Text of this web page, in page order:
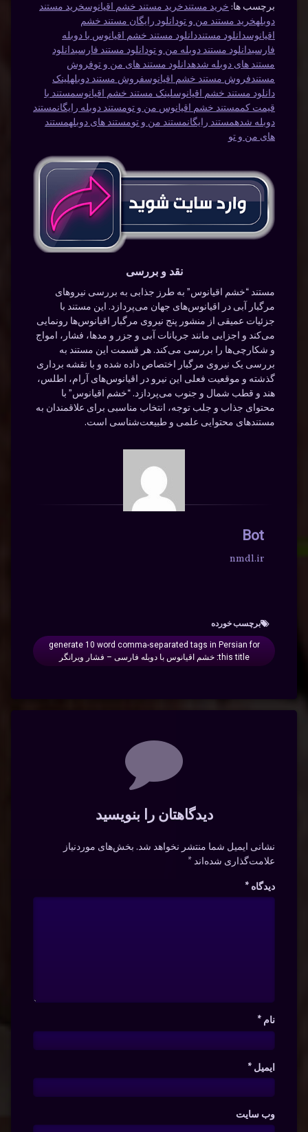
برچسب ها:خرید مستندخرید مستند خشم اقیانوسخرید مستند
دوبلهخرید مستند من و تودانلود رایگان مستند خشم
اقیانوسدانلود مستنددانلود مستند خشم اقیانوس با دوبله
فارسیدانلود مستند دوبله من و تودانلود مستند فارسیدانلود
مستند های دوبله شدهدانلود مستند های من و توفروش
مستندفروش مستند خشم اقیانوسفروش مستند دوبلهلینک
دانلود مستند خشم اقیانوسلینک مستند خشم اقیانوسمستند با
قیمت کممستند خشم اقیانوس من و تومستند دوبله رایگانمستند
دوبله شدهمستند رایگانمستند من و تومستند های دوبلهمستند
های من و تو
نقد و بررسی
مستند “خشم اقیانوس” به طرز جذابی به بررسی نیروهای
مرگبار آبی در اقیانوس‌های جهان می‌پردازد. این مستند با
جزئیات عمیقی از منشور پنج نیروی مرگبار اقیانوس‌ها رونمایی
می‌کند و اجزایی مانند جریانات آبی و جزر و مدها، فشار، امواج
و شکارچی‌ها را بررسی می‌کند. هر قسمت این مستند به
بررسی یک نیروی مرگبار اختصاص داده شده و با نقشه برداری
گذشته و موقعیت فعلی این نیرو در اقیانوس‌های آرام، اطلس،
هند و قطب شمال و جنوب می‌پردازد. “خشم اقیانوس” با
محتوای جذاب و جلب توجه، انتخاب مناسبی برای علاقمندان به
مستندهای محتوایی علمی و طبیعت‌شناسی است.
Bot
nmdl.ir
برچسب‌ خورده
generate 10 word comma-separated tags in Persian for
this title: خشم اقیانوس با دوبله فارسی – فشار ویرانگر
دیدگاهتان را بنویسید
نشانی ایمیل شما منتشر نخواهد شد. بخش‌های موردنیاز
علامت‌گذاری شده‌اند*
دیدگاه *
نام *
ایمیل *
وب‌ سایت